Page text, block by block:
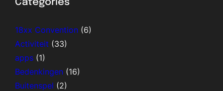
Categories
18xx Convention (6)
Activiteit (33)
apps (1)
Bedenkingen (16)
Buitenspel (2)